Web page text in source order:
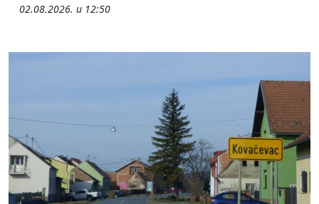
02.08.2026. u 12:50